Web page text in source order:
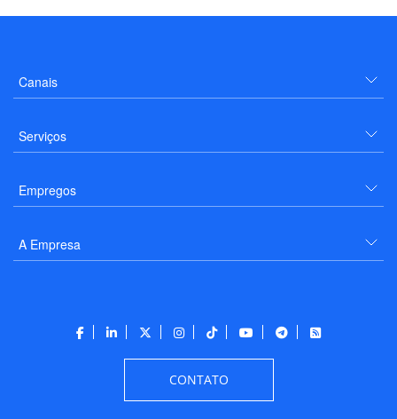
Canais
Serviços
Empregos
A Empresa
CONTATO